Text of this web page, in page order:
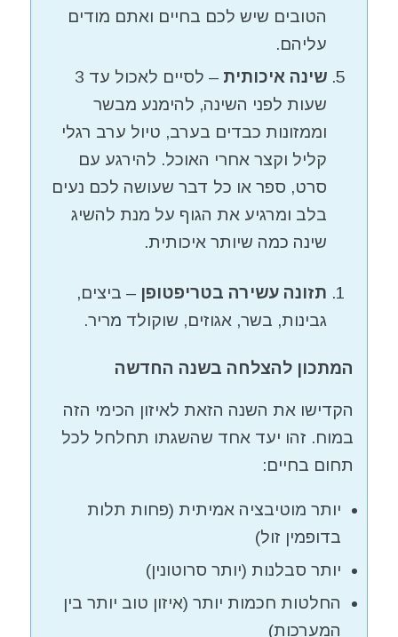
הטובים שיש לכם בחיים ואתם מודים
עליהם.
שינה איכותית
– לסיים לאכול עד 3
שעות לפני השינה, להימנע מבשר
וממזונות כבדים בערב, טיול ערב רגלי
קליל וקצר אחרי האוכל. להירגע עם
סרט, ספר או כל דבר שעושה לכם נעים
בלב ומרגיע את הגוף על מנת להשיג
שינה כמה שיותר איכותית.
תזונה עשירה בטריפטופן – ביצים,
גבינות, בשר, אגוזים, שוקולד מריר.
המתכון להצלחה בשנה החדשה
הקדישו את השנה הזאת לאיזון הכימי הזה
במוח. זהו יעד אחד שהשגתו תחלחל לכל
תחום בחיים:
יותר מוטיבציה אמיתית (פחות תלות
בדופמין זול)
יותר סבלנות (יותר סרוטונין)
החלטות חכמות יותר (איזון טוב יותר בין
המערכות)